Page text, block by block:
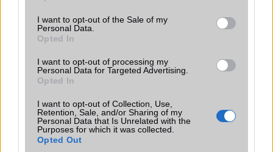
use your data for below specified purposes in below Google
consent section.
I want to opt-out of the Sale of my
Personal Data.
Opted In
I want to opt-out of processing my
Personal Data for Targeted Advertising.
Opted In
I want to opt-out of Collection, Use,
Retention, Sale, and/or Sharing of my
Personal Data that Is Unrelated with the
Purposes for which it was collected.
Opted Out
Joel-T
2011-4-18 15:31:48
Aki rendelkezik ilyen készülékkel: milyenek az illesztések, van-e rés
pl. a kijelző teteje és a borítás között, valamint a hátlap mennyire
dmx718